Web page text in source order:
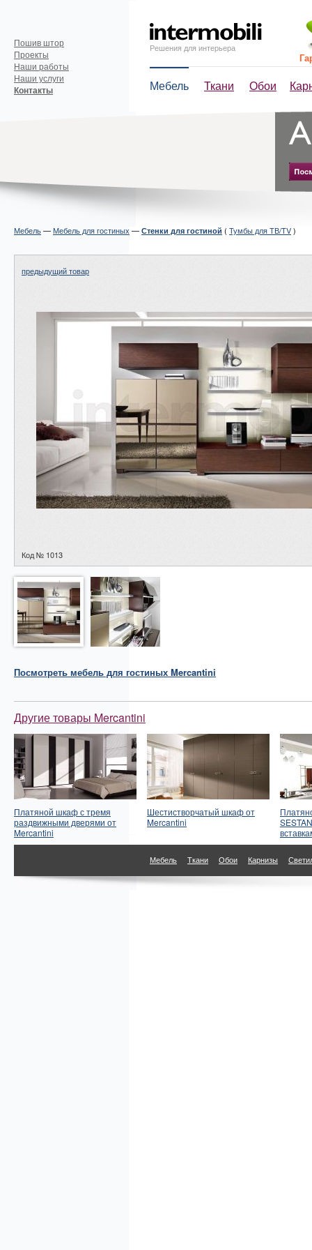
Решения для интерьера
Мебель Ткани Обои
Пошив штор
Проекты
Наши работы
Наши услуги
Контакты
Мебель— Мебель для гостиных — Стенки для гостиной ( Тумбы для ТВ/TV)
предыдущий товар
Код № 1013
Посмотреть мебель для гостиных Mercantini
Другие товары Mercantini
Платяной шкаф с тремя
раздвижными дверями от
Mercantini
Шестистворчатый шкаф от
Mercantini
Мебель Ткани Обои Карнизы